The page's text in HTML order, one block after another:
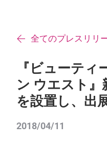
全てのプレスリリ
『ビューテ
ン ウエスト
を設置し、出
2018/04/11